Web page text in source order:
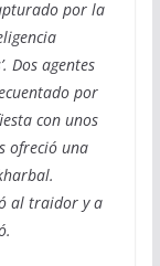
por la
Dos agentes
por
con unos
ofreció una
al traidor y a